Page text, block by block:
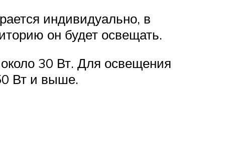
индивидуально, в
он будет освещать.
30 Вт. Для освещения
Вт и выше.